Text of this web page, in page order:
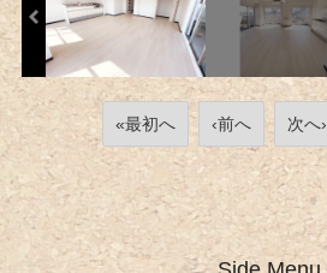
«最初へ ‹前へ 次へ›